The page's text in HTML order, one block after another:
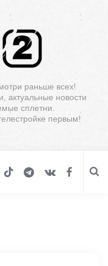
раньше всех!
актуальные новости
сплетни.
первым!